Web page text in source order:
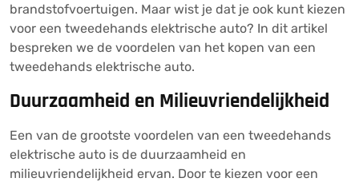
brandstofvoertuigen. Maar wist je dat je ook kunt kiezen
voor een tweedehands elektrische auto? In dit artikel
bespreken we de voordelen van het kopen van een
tweedehands elektrische auto.
Duurzaamheid en Milieuvriendelijkheid
Een van de grootste voordelen van een tweedehands
elektrische auto is de duurzaamheid en
milieuvriendelijkheid ervan. Door te kiezen voor een